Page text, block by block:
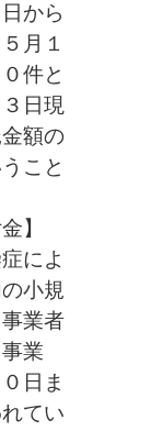
から
月１
件と
日現
額の
こと
】
によ
小規
業者
業
日ま
てい